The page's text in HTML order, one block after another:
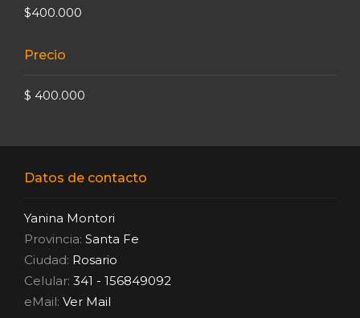
$400.000
Precio
$ 400.000
Datos de contacto
Yanina Montori
Provincia: Santa Fe
Ciudad: Rosario
Celular: 341 - 156849092
eMail: Ver Mail